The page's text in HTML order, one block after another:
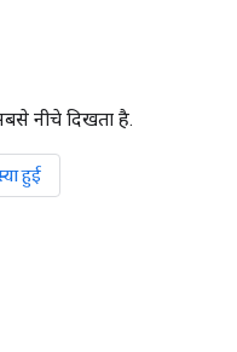
नीचे दिखता है.
हुई